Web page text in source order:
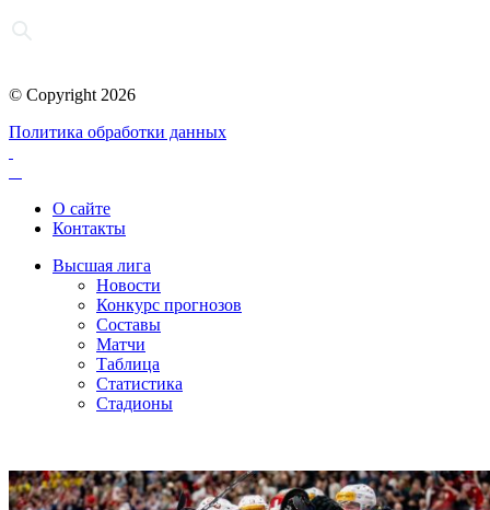
© Copyright 2026
Политика обработки данных
О сайте
Контакты
Высшая лига
Новости
Конкурс прогнозов
Составы
Матчи
Таблица
Статистика
Стадионы